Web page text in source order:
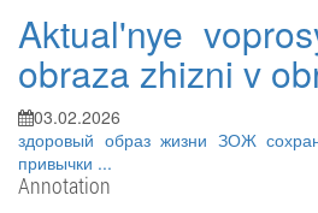
Aktual'nye
obraza zhizni v
03.02.2026
здоровый образ жизни ЗОЖ
привычки ...
Annotation